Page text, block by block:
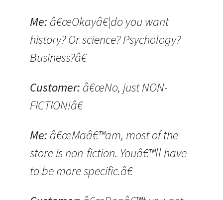
Me: â€œOkayâ€¦do you want
history? Or science? Psychology?
Business?â€
Customer: â€œNo, just NON-
FICTION!â€
Me: â€œMaâ€™am, most of the
store is non-fiction. Youâ€™ll have
to be more specific.â€